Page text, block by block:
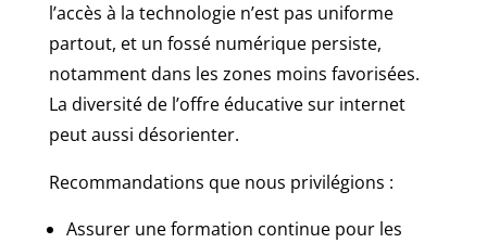
l’accès à la technologie n’est pas uniforme
partout, et un fossé numérique persiste,
notamment dans les zones moins favorisées.
La diversité de l’offre éducative sur internet
peut aussi désorienter.
Recommandations que nous privilégions :
Assurer une formation continue pour les